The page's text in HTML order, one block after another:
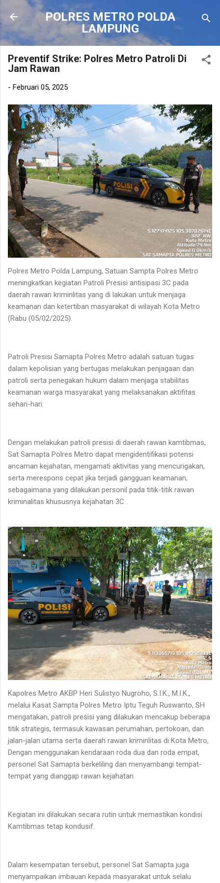
Langsung ke konten utama
POLRES METRO POLDA
LAMPUNG
Preventif Strike: Polres Metro Patroli Di
Jam Rawan
- Februari 05, 2025
Polres Metro Polda Lampung, Satuan Sampta Polres Metro
meningkatkan kegiatan Patroli Presisi antisipasi 3C pada
daerah rawan kriminlitas yang di lakukan untuk menjaga
keamanan dan ketertiban masyarakat di wilayah Kota Metro
(Rabu (05/02/2025).
Patroli Presisi Samapta Polres Metro adalah satuan tugas
dalam kepolisian yang bertugas melakukan penjagaan dan
patroli serta penegakan hukum dalam menjaga stabilitas
keamanan warga masyarakat yang melaksanakan aktifitas
sehari-hari.
Dengan melakukan patroli presisi di daerah rawan kamtibmas,
Sat Samapta Polres Metro dapat mengidentifikasi potensi
ancaman kejahatan, mengamati aktivitas yang mencurigakan,
serta merespons cepat jika terjadi gangguan keamanan,
sebagaimana yang dilakukan personil pada titik-titik rawan
kriminalitas khususnya kejahatan 3C .
Kapolres Metro AKBP Heri Sulistyo Nugroho, S.I.K., M.I.K.,
melalui Kasat Sampta Polres Metro Iptu Teguh Ruswanto, SH
mengatakan, patroli presisi yang dilakukan mencakup beberapa
titik strategis, termasuk kawasan perumahan, pertokoan, dan
jalan-jalan utama serta daerah rawan kriminlitas di Kota Metro,
Dengan menggunakan kendaraan roda dua dan roda empat,
personel Sat Samapta berkeliling dan menyambangi tempat-
tempat yang dianggap rawan kejahatan.
Kegiatan ini dilakukan secara rutin untuk memastikan kondisi
Kamtibmas tetap kondusif.
Dalam kesempatan tersebut, personel Sat Samapta juga
menyampaikan imbauan kepada masyarakat untuk selalu